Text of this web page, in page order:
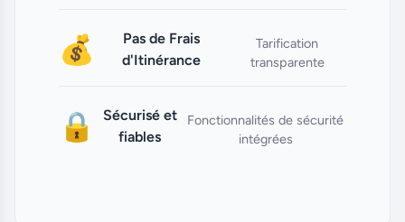
💰
Pas de Frais
d'Itinérance
Tarification
transparente
🔒
Sécurisé et
fiables
Fonctionnalités de sécurité
intégrées